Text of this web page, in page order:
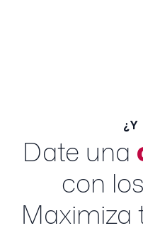
¿Y
Date una
con los
Maximiza